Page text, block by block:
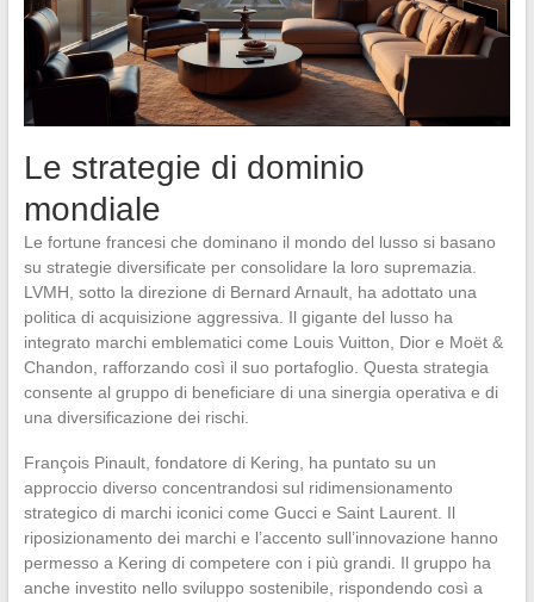
Le strategie di dominio
mondiale
Le fortune francesi che dominano il mondo del lusso si basano
su strategie diversificate per consolidare la loro supremazia.
LVMH, sotto la direzione di Bernard Arnault, ha adottato una
politica di acquisizione aggressiva. Il gigante del lusso ha
integrato marchi emblematici come Louis Vuitton, Dior e Moët &
Chandon, rafforzando così il suo portafoglio. Questa strategia
consente al gruppo di beneficiare di una sinergia operativa e di
una diversificazione dei rischi.
François Pinault, fondatore di Kering, ha puntato su un
approccio diverso concentrandosi sul ridimensionamento
strategico di marchi iconici come Gucci e Saint Laurent. Il
riposizionamento dei marchi e l’accento sull’innovazione hanno
permesso a Kering di competere con i più grandi. Il gruppo ha
anche investito nello sviluppo sostenibile, rispondendo così a